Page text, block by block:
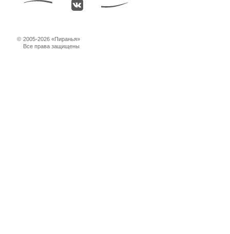
© 2005-2026 «Пиранья»
Все права защищены